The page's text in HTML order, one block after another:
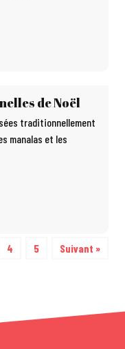
de Noël
traditionnellement
manalas et les
4 5 Suivant »